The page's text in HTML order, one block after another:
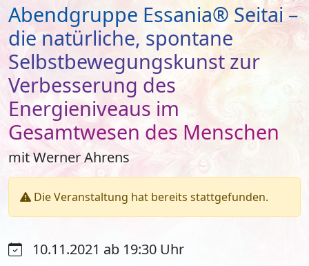
Abendgruppe Essania® Seitai –
die natürliche, spontane
Selbstbewegungskunst zur
Verbesserung des
Energieniveaus im
Gesamtwesen des Menschen
mit Werner Ahrens
Die Veranstaltung hat bereits stattgefunden.
10.11.2021 ab 19:30 Uhr